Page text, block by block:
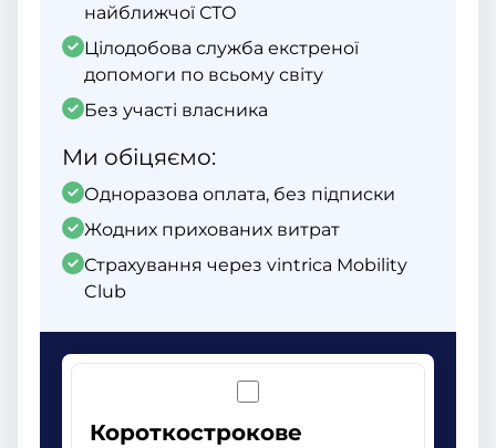
найближчої СТО
Цілодобова служба екстреної
допомоги по всьому світу
Без участі власника
Ми обіцяємо:
Одноразова оплата, без підписки
Жодних прихованих витрат
Страхування через vintrica Mobility
Club
Короткострокове